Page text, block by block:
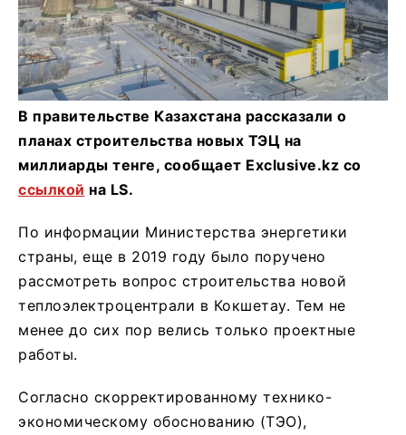
В правительстве Казахстана рассказали о
планах строительства новых ТЭЦ на
миллиарды тенге, сообщает Exclusive.kz со
ссылкой на LS.
По информации Министерства энергетики
страны, еще в 2019 году было поручено
рассмотреть вопрос строительства новой
теплоэлектроцентрали в Кокшетау. Тем не
менее до сих пор велись только проектные
работы.
Согласно скорректированному технико-
экономическому обоснованию (ТЭО),